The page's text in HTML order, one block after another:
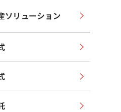
ソリューション